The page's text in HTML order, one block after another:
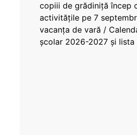
copiii de grădiniță încep
activitățile pe 7
vacanța de vară /
școlar 2026-2027 și lista